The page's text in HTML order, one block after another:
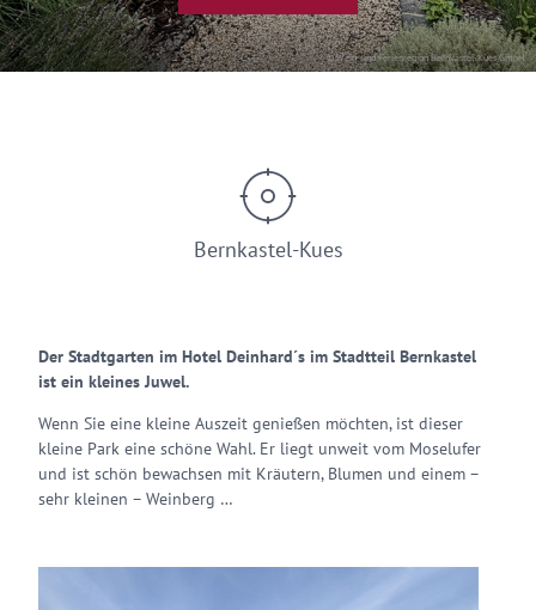
© Wein- und Ferienregion Bernkastel-Kues GmbH
Bernkastel-Kues
Der Stadtgarten im Hotel Deinhard´s im Stadtteil Bernkastel
ist ein kleines Juwel.
Wenn Sie eine kleine Auszeit genießen möchten, ist dieser
kleine Park eine schöne Wahl. Er liegt unweit vom Moselufer
und ist schön bewachsen mit Kräutern, Blumen und einem –
sehr kleinen – Weinberg …